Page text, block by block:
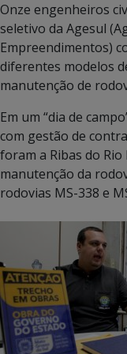
Onze engenheiros
seletivo da Agesul
Empreendimentos)
diferentes modelos
manutenção de
Em um “dia de
com gestão de
foram a Ribas do
manutenção da
rodovias MS-338 e